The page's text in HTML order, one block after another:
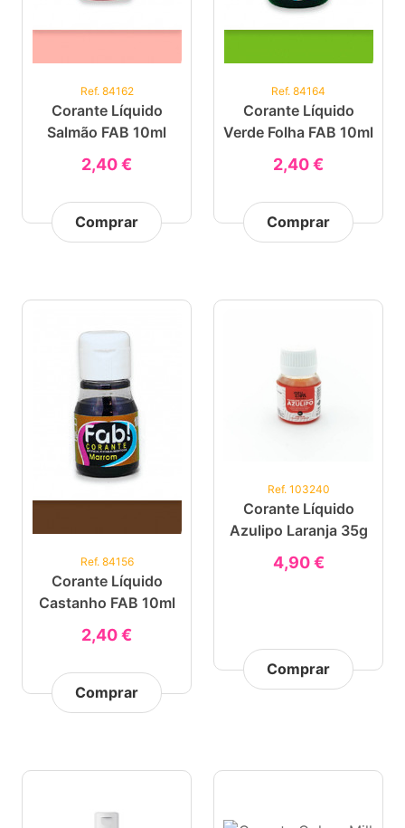
Ref. 84162
Corante Líquido
Salmão FAB 10ml
2,40 €
Comprar
Ref. 84164
Corante Líquido
Verde Folha FAB 10ml
2,40 €
Comprar
Ref. 84156
Corante Líquido
Castanho FAB 10ml
2,40 €
Comprar
Ref. 103240
Corante Líquido
Azulipo Laranja 35g
4,90 €
Comprar